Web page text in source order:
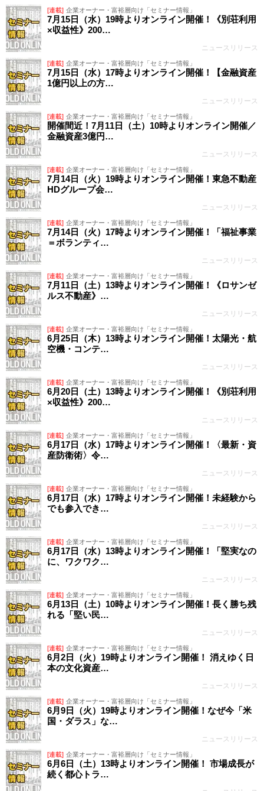
[連載] 企業オーナー・富裕層向け「セミナー情報」
7月15日（水）19時よりオンライン開催！《別荘利用
×収益性》200…
ニュースリリース
[連載] 企業オーナー・富裕層向け「セミナー情報」
7月15日（水）17時よりオンライン開催！【金融資産
1億円以上の方…
ニュースリリース
[連載] 企業オーナー・富裕層向け「セミナー情報」
開催間近！7月11日（土）10時よりオンライン開催／
金融資産3億円…
ニュースリリース
[連載] 企業オーナー・富裕層向け「セミナー情報」
7月14日（火）19時よりオンライン開催！東急不動産
HDグループ会…
ニュースリリース
[連載] 企業オーナー・富裕層向け「セミナー情報」
7月14日（火）17時よりオンライン開催！「福祉事業
＝ボランティ…
ニュースリリース
[連載] 企業オーナー・富裕層向け「セミナー情報」
7月11日（土）13時よりオンライン開催！《ロサンゼ
ルス不動産》…
ニュースリリース
[連載] 企業オーナー・富裕層向け「セミナー情報」
6月25日（木）13時よりオンライン開催！太陽光・航
空機・コンテ…
ニュースリリース
[連載] 企業オーナー・富裕層向け「セミナー情報」
6月20日（土）13時よりオンライン開催！《別荘利用
×収益性》200…
ニュースリリース
[連載] 企業オーナー・富裕層向け「セミナー情報」
6月17日（水）17時よりオンライン開催！〈最新・資
産防衛術〉令…
ニュースリリース
[連載] 企業オーナー・富裕層向け「セミナー情報」
6月17日（水）17時よりオンライン開催！未経験から
でも参入でき…
ニュースリリース
[連載] 企業オーナー・富裕層向け「セミナー情報」
6月17日（水）13時よりオンライン開催！「堅実なの
に、ワクワク…
ニュースリリース
[連載] 企業オーナー・富裕層向け「セミナー情報」
6月13日（土）10時よりオンライン開催！長く勝ち残
れる「堅い民…
ニュースリリース
[連載] 企業オーナー・富裕層向け「セミナー情報」
6月2日（火）19時よりオンライン開催！ 消えゆく日
本の文化資産…
ニュースリリース
[連載] 企業オーナー・富裕層向け「セミナー情報」
6月9日（火）19時よりオンライン開催！なぜ今「米
国・ダラス」な…
ニュースリリース
[連載] 企業オーナー・富裕層向け「セミナー情報」
6月6日（土）13時よりオンライン開催！ 市場成長が
続く都心トラ…